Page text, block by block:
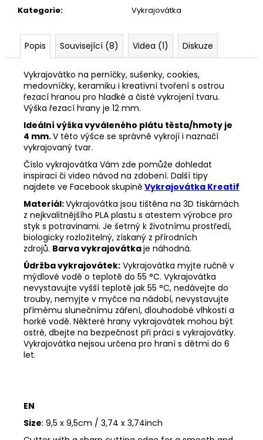
Kategorie: Vykrajovátka
Popis Související (8) Videa (1) Diskuze
Vykrajovátko na perníčky, sušenky, cookies,
medovníčky, keramiku i kreativní tvoření s ostrou
řezací hranou pro hladké a čisté vykrojení tvaru.
Výška řezací hrany je 12 mm.
Ideální výška vyváleného plátu těsta/hmoty je
4 mm.V této výšce se správně vykrojí i naznačí
vykrajovaný tvar.
Číslo vykrajovátka Vám zde pomůže dohledat
inspiraci či video návod na zdobení. Další tipy
najdete ve Facebookskupině Vykrajovátka Kreatif
Materiál:Vykrajovátka jsou tištěna na 3D tiskárnách
z nejkvalitnějšího PLA plastu s atestem výrobce pro
styk s potravinami. Je šetrný k životnímu prostředí,
biologicky rozložitelný, získaný z přírodních
zdrojů. Barva vykrajovátkaje náhodná.
Údržba vykrajovátek: Vykrajovátka myjte ručně v
mýdlové vodě o teplotě do 55 °C. Vykrajovátka
nevystavujte vyšší teplotě jak 55 °C, nedávejte do
trouby, nemyjte v myčce na nádobí, nevystavujte
přímému slunečnímu záření, dlouhodobé vlhkosti a
horké vodě. Některé hrany vykrajovátek mohou být
ostré, dbejte na bezpečnost při práci s vykrajovátky.
Vykrajovátka nejsou určena pro hraní s dětmi do 6
let.
EN
Size: 9,5 x 9,5cm / 3,74 x 3,74inch
VYKRAJOVÁTKA
ZVÍŘÁTKA
#1988
25
Kč